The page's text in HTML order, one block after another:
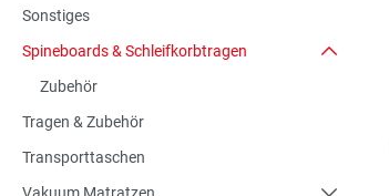
Sonstiges
Spineboards & Schleifkorbtragen
Zubehör
Tragen & Zubehör
Transporttaschen